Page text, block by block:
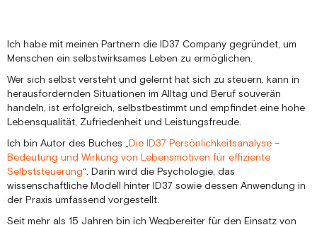
Ich habe mit meinen Partnern die ID37 Company gegründet, um
Menschen ein selbstwirksames Leben zu ermöglichen.
Wer sich selbst versteht und gelernt hat sich zu steuern, kann in
herausfordernden Situationen im Alltag und Beruf souverän
handeln, ist erfolgreich, selbstbestimmt und empfindet eine hohe
Lebensqualität, Zufriedenheit und Leistungsfreude.
Ich bin Autor des Buches „Die ID37 Persönlichkeitsanalyse –
Bedeutung und Wirkung von Lebensmotiven für effiziente
Selbststeuerung“. Darin wird die Psychologie, das
wissenschaftliche Modell hinter ID37 sowie dessen Anwendung in
der Praxis umfassend vorgestellt.
Seit mehr als 15 Jahren bin ich Wegbereiter für den Einsatz von